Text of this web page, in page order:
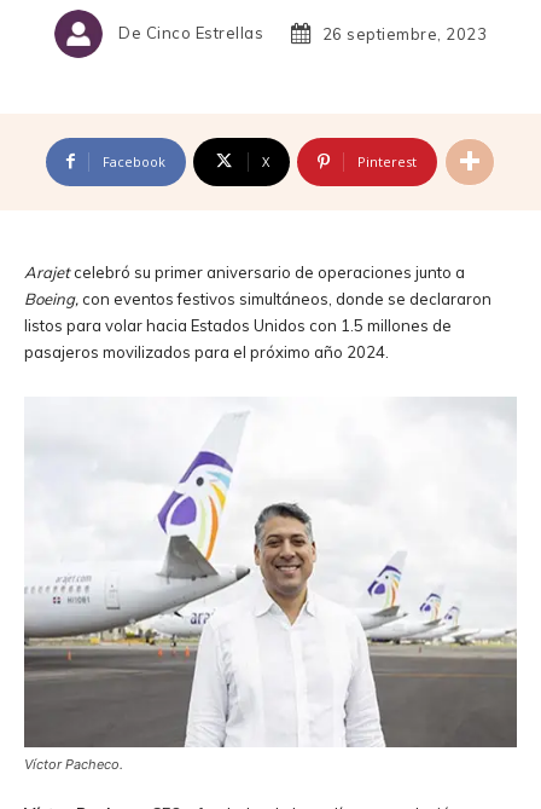
De Cinco Estrellas 26 septiembre, 2023
Facebook X Pinterest
Arajetcelebró su primer aniversario de operaciones junto a
Boeing, con eventos festivos simultáneos, donde se declararon
listos para volar hacia Estados Unidos con 1.5 millones de
pasajeros movilizados para el próximo año 2024.
Víctor Pacheco.